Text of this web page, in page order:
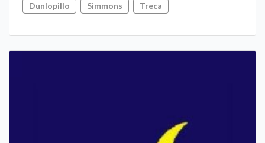
Dunlopillo Simmons Treca